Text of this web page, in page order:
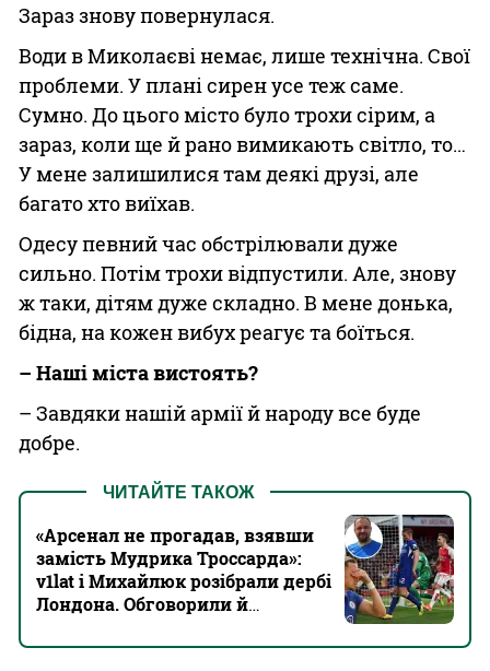
Зараз знову повернулася.
Води в Миколаєві немає, лише технічна. Свої
проблеми. У плані сирен усе теж саме.
Сумно. До цього місто було трохи сірим, а
зараз, коли ще й рано вимикають світло, то…
У мене залишилися там деякі друзі, але
багато хто виїхав.
Одесу певний час обстрілювали дуже
сильно. Потім трохи відпустили. Але, знову
ж таки, дітям дуже складно. В мене донька,
бідна, на кожен вибух реагує та боїться.
– Наші міста вистоять?
– Завдяки нашій армії й народу все буде
добре.
ЧИТАЙТЕ ТАКОЖ
«Арсенал не прогадав, взявши
замість Мудрика Троссарда»:
v1lat і Михайлюк розібрали дербі
Лондона. Обговорили й